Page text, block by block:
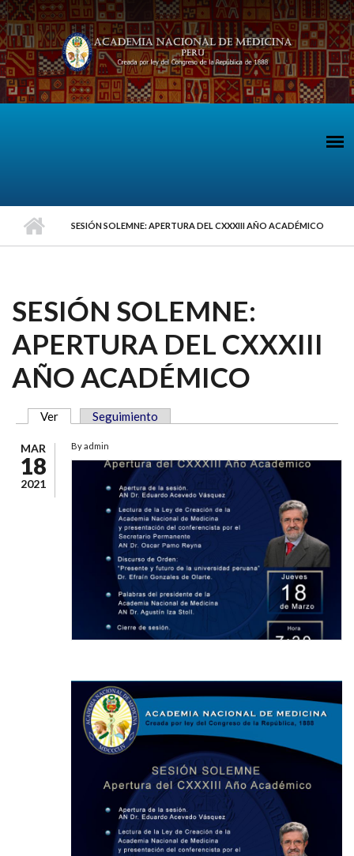
Pasar al contenido principal
SESIÓN SOLEMNE: APERTURA DEL CXXXIII AÑO ACADÉMICO
SESIÓN SOLEMNE:
APERTURA DEL CXXXIII
AÑO ACADÉMICO
SOLAPAS PRINCIPALES
Ver (solapa activa)
Seguimiento
MAR
18
2021
By admin